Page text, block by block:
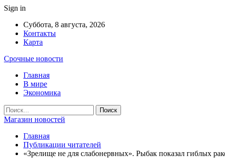
Sign in
Суббота, 8 августа, 2026
Контакты
Карта
Срочные новости
Главная
В мире
Экономика
Магазин новостей
Главная
Публикации читателей
«Зрелище не для слабонервных». Рыбак показал гиблых